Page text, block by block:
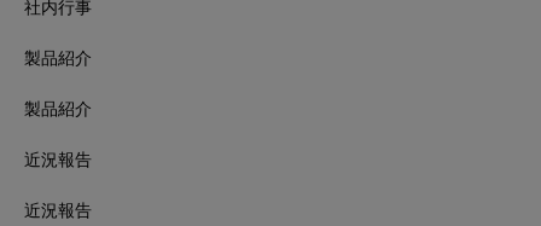
社内行事
製品紹介
製品紹介
近況報告
近況報告